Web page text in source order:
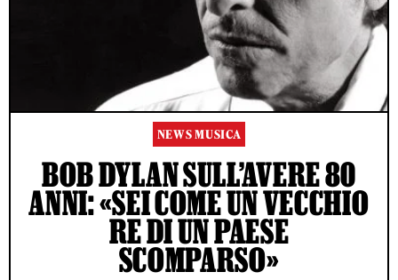
NEWS MUSICA
BOB DYLAN SULL’AVERE 80
ANNI: «SEI COME UN VECCHIO
RE DI UN PAESE
SCOMPARSO»